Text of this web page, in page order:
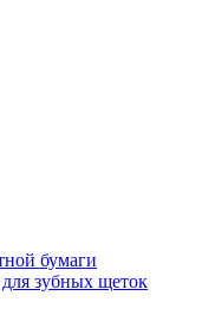
бумаги
зубных щеток